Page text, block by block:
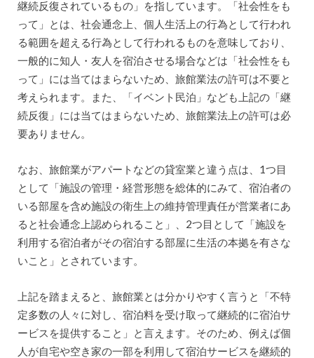
継続反復されているもの」を指しています。「社会性をも
って」とは、社会通念上、個人生活上の行為として行われ
る範囲を超える行為として行われるものを意味しており、
一般的に知人・友人を宿泊させる場合などは「社会性をも
って」には当てはまらないため、旅館業法の許可は不要と
考えられます。また、「イベント民泊」なども上記の「継
続反復」には当てはまらないため、旅館業法上の許可は必
要ありません。
なお、旅館業がアパートなどの貸室業と違う点は、1つ目
として「施設の管理・経営形態を総体的にみて、宿泊者の
いる部屋を含め施設の衛生上の維持管理責任が営業者にあ
ると社会通念上認められること」、2つ目として「施設を
利用する宿泊者がその宿泊する部屋に生活の本拠を有さな
いこと」とされています。
上記を踏まえると、旅館業とは分かりやすく言うと「不特
定多数の人々に対し、宿泊料を受け取って継続的に宿泊サ
ービスを提供すること」と言えます。そのため、例えば個
人が自宅や空き家の一部を利用して宿泊サービスを継続的